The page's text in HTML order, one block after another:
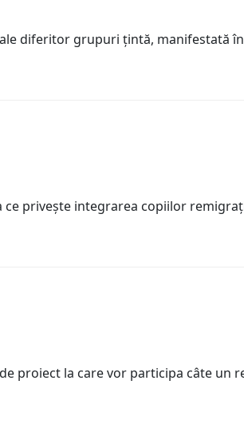
diferitor grupuri țintă, manifestată
priveşte integrarea copiilor
proiect la care vor participa câte un